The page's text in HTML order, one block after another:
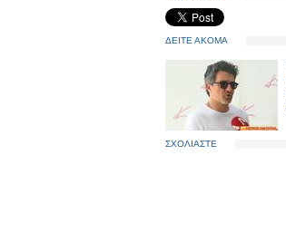
ΔΕΙΤΕ ΑΚΟΜΑ
ΣΧΟΛΙΑΣΤΕ